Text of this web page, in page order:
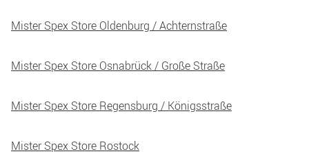
Mister Spex Store Oldenburg / Achternstraße
Mister Spex Store Osnabrück / Große Straße
Mister Spex Store Regensburg / Königsstraße
Mister Spex Store Rostock